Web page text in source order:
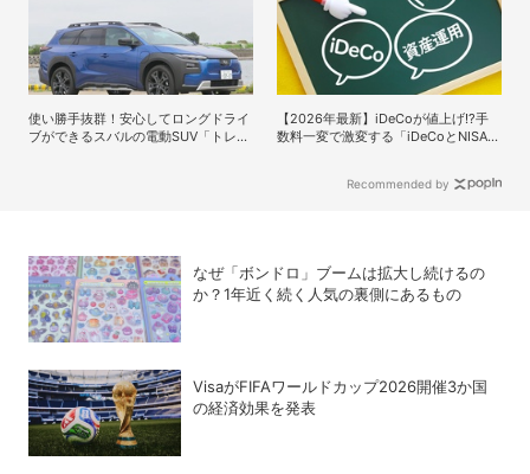
使い勝手抜群！安心してロングドライ
ブができるスバルの電動SUV「トレイ
【2026年最新】iDeCoが値上げ!?手
数料一変で激変する「iDeCoとNISA」
Recommended by
なぜ「ボンドロ」ブームは拡大し続けるの
か？1年近く続く人気の裏側にあるもの
VisaがFIFAワールドカップ2026開催3か国
の経済効果を発表